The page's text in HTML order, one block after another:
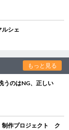
ルシェ
もっと見る
うのはNG、正しい
制作プロジェクト ク